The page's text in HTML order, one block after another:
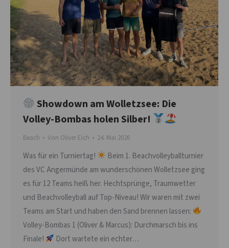
Showdown am Wolletzsee: Die
Volley-Bombas holen Silber!
Beach Von Oliver Eich 24. Mai 2026
Was für ein Turniertag!
Beim 1. Beachvolleyballturnier
des VC Angermünde am wunderschönen Wolletzsee ging
es für 12 Teams heiß her. Hechtsprünge, Traumwetter
und Beachvolleyball auf Top-Niveau! Wir waren mit zwei
Teams am Start und haben den Sand brennen lassen:
Volley-Bombas 1 (Oliver & Marcus): Durchmarsch bis ins
Finale!
Dort wartete ein echter…